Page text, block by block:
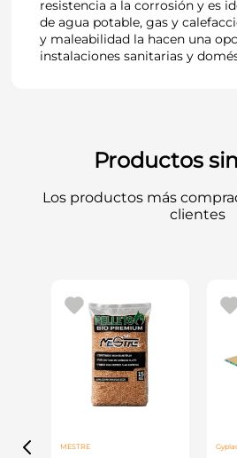
resistencia a la corrosión y es
de agua potable, gas y
y maleabilidad la hacen una
instalaciones sanitarias y
Productos
Los productos más
clientes
MESTRE